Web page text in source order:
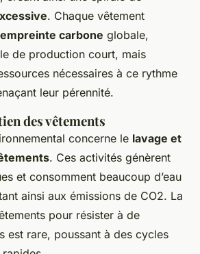
. Chaque vêtement
empreinte carbone globale,
de production court, mais
nécessaires à ce rythme
leur pérennité.
des vêtements
concerne le lavage et
. Ces activités génèrent
et consomment beaucoup d’eau
ainsi aux émissions de CO2. La
pour résister à de
est rare, poussant à des cycles